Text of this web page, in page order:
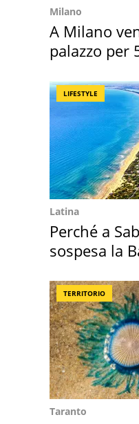
Milano
A Milano
palazzo per
LIFESTYLE
Latina
Perché a
sospesa la
TERRITORIO
Taranto